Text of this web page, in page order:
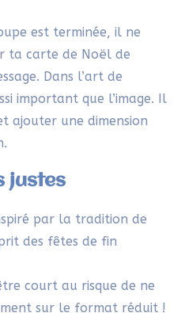
magie pour toi et tes
:
d’épices… »
ton image pour intégrer
:
ou un stylo à
les lettres.